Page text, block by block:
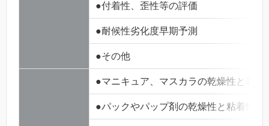
●付着性、歪性等の評価
●耐候性劣化度早期予測
●その他
●マニキュア、マスカラの乾燥性と表面
●パックやパップ剤の乾燥性と粘着性、